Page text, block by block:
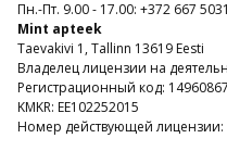
Пн.-Пт. 9.00 - 17.00: +372 667
Mint apteek
Taevakivi 1, Tallinn 13619 Eesti
Владелец лицензии на
Регистрационный код: 14960867
KMKR: EE102252015
Номер действующей лицензии: